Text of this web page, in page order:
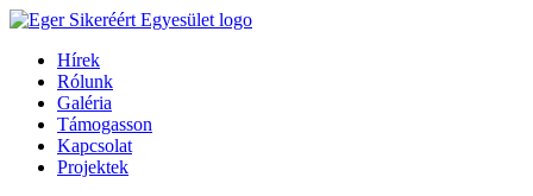
Hírek
Rólunk
Galéria
Támogasson
Kapcsolat
Projektek